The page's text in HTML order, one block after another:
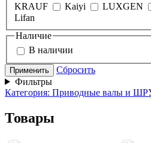
KRAUF
Kaiyi LUXGEN
Lifan
Наличие
В наличии
Применить
Сбросить
Фильтры
Категория: Приводные валы и
Товары